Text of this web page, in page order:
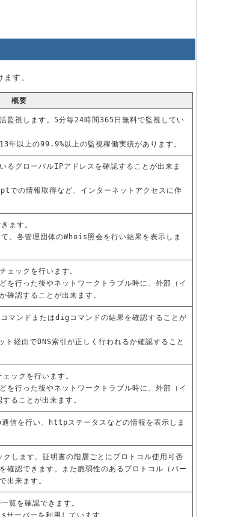
す。
概要
監視します。5分毎24時間365日無料で監視してい
年以上の99.9%以上の監視稼働実績があります。
るグローバルIPアドレスを確認することが出来ま
の情報取得など、インターネットアクセスに伴
ます。
、各管理団体のWhois照会を行い結果を表示しま
ェックを行います。
を行った後やネットワークトラブル時に、外部（イ
確認することが出来ます。
ンドまたはdigコマンドの結果を確認することが
ト経由でDNS索引が正しく行われるか確認すること
ックを行います。
を行った後やネットワークトラブル時に、外部（イ
ることが出来ます。
信を行い、httpステータスなどの情報を表示しま
します。証明書の階層ごとにプロトコル使用可否
確認できます。また脆弱性のあるプロトコル（バー
出来ます。
覧を確認できます。
ーバーを利用しています。